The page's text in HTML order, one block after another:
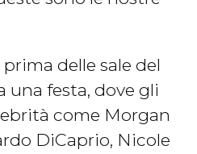
prima delle sale del
una festa, dove gli
come Morgan
DiCaprio, Nicole